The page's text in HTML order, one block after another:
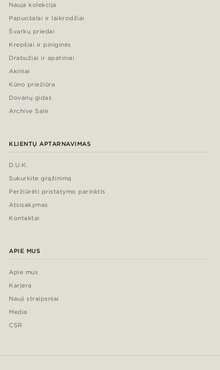
Nauja kolekcija
Papuošalai ir laikrodžiai
Švarkų priedai
Krepšiai ir piniginės
Drabužiai ir apatiniai
Akiniai
Kūno priežiūra
Dovanų gidas
Archive Sale
KLIENTŲ APTARNAVIMAS
D.U.K.
Sukurkite grąžinimą
Peržiūrėti pristatymo parinktis
Atsisakymas
Kontaktai
APIE MUS
Apie mus
Karjera
Nauji straipsniai
Media
CSR